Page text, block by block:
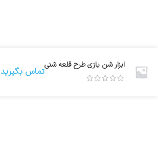
ابزار شن بازی طرح قلعه شنی
تماس بگیرید